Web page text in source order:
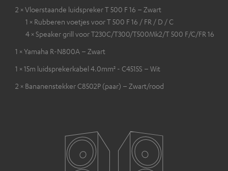
2 × Vloerstaande luidspreker T 500 F 16 – Zwart
1 × Rubberen voetjes voor T 500 F 16 / FR / D / C
4 × Speaker grill voor T230C/T300/T500Mk2/T 500 F/C/FR 16
1 × Yamaha R-N800A – Zwart
1 × 15m luidsprekerkabel 4.0mm² - C4515S – Wit
2 × Bananenstekker C8502P (paar) – Zwart/rood